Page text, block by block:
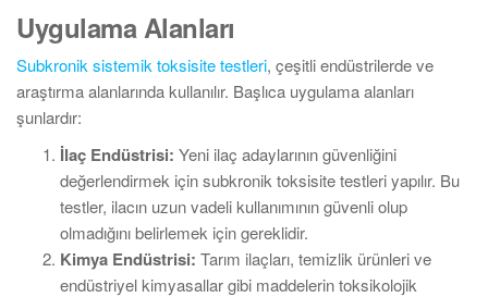
Uygulama Alanları
Subkronik sistemik toksisite testleri, çeşitli endüstrilerde ve
araştırma alanlarında kullanılır. Başlıca uygulama alanları
şunlardır:
İlaç Endüstrisi: Yeni ilaç adaylarının güvenliğini
değerlendirmek için subkronik toksisite testleri yapılır. Bu
testler, ilacın uzun vadeli kullanımının güvenli olup
olmadığını belirlemek için gereklidir.
Kimya Endüstrisi: Tarım ilaçları, temizlik ürünleri ve
endüstriyel kimyasallar gibi maddelerin toksikolojik